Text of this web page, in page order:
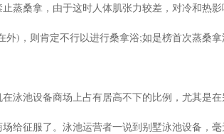
蒸桑拿，由于这时人体肌张力较差，对冷和热
外)，则肯定不行以进行桑拿浴;如是榜首次蒸桑
泳池设备商场上占有居高不下的比例，尤其是
给征服了。泳池运营者一说到别墅泳池设备，